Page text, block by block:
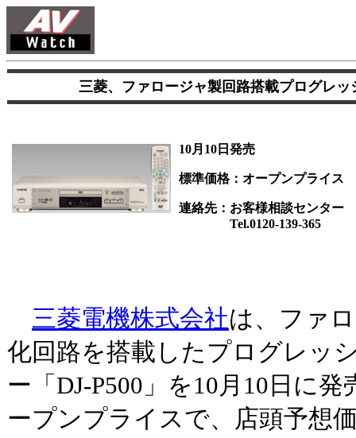
三菱、ファロージャ製回路搭載プログレ
10月10日発売
標準価格：オープンプライス
連絡先：お客様相談センター
Tel.0120-139-365
三菱電機株式会社は、ファ
化回路を搭載したプログレッ
ー「DJ-P500」を10月10日に
ープンプライスで、店頭予想